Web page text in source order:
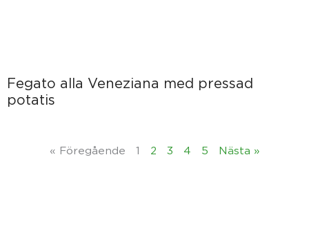
Fegato alla Veneziana med pressad
potatis
« Föregående 1 2 3 4 5 Nästa »